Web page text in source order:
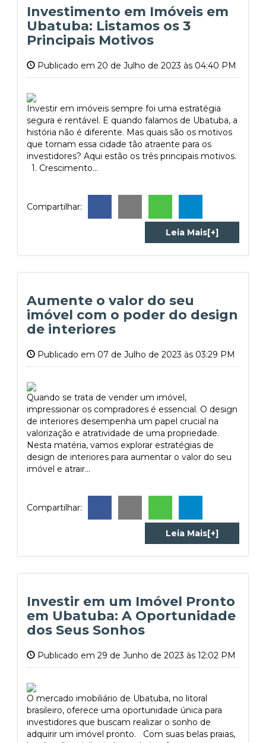
Investimento em Imóveis em
Ubatuba: Listamos os 3
Principais Motivos
Publicado em 20 de Julho de 2023 às 04:40 PM
Investir em imóveis sempre foi uma estratégia
segura e rentável. E quando falamos de Ubatuba, a
história não é diferente. Mas quais são os motivos
que tornam essa cidade tão atraente para os
investidores? Aqui estão os três principais motivos.
1. Crescimento...
Compartilhar:
Leia Mais[+]
Aumente o valor do seu
imóvel com o poder do design
de interiores
Publicado em 07 de Julho de 2023 às 03:29 PM
Quando se trata de vender um imóvel,
impressionar os compradores é essencial. O design
de interiores desempenha um papel crucial na
valorização e atratividade de uma propriedade.
Nesta matéria, vamos explorar estratégias de
design de interiores para aumentar o valor do seu
imóvel e atrair...
Compartilhar:
Leia Mais[+]
Investir em um Imóvel Pronto
em Ubatuba: A Oportunidade
dos Seus Sonhos
Publicado em 29 de Junho de 2023 às 12:02 PM
O mercado imobiliário de Ubatuba, no litoral
brasileiro, oferece uma oportunidade única para
investidores que buscam realizar o sonho de
adquirir um imóvel pronto. Com suas belas praias,